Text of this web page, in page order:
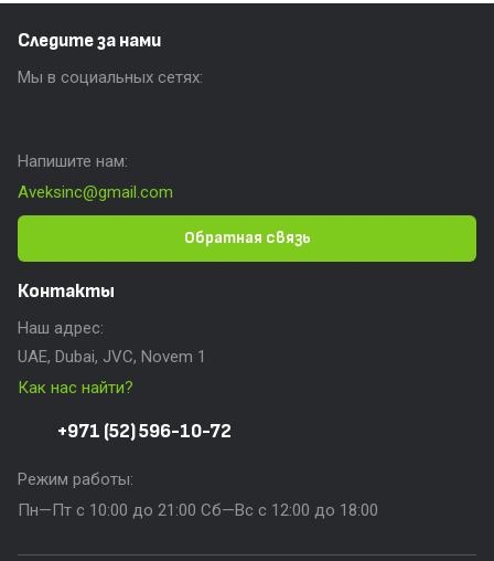
Следите за нами
Мы в социальных сетях:
Напишите нам:
Aveksinc@gmail.com
Обратная связь
Контакты
Наш адрес:
UAE, Dubai, JVC, Novem 1
Как нас найти?
+971 (52) 596-10-72
Режим работы:
Пн—Пт с 10:00 до 21:00 Сб—Вс с 12:00 до 18:00